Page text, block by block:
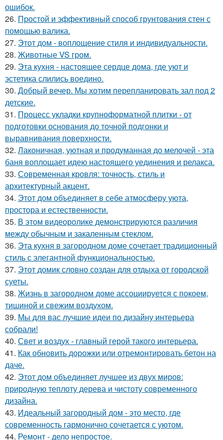
ошибок.
26. Простой и эффективный способ грунтования стен с
помощью валика.
27. Этот дом - воплощение стиля и индивидуальности.
28. Животные VS гром.
29. Эта кухня - настоящее сердце дома, где уют и
эстетика слились воедино.
30. Добрый вечер. Мы хотим перепланировать зал под 2
детские.
31. Процесс укладки крупноформатной плитки - от
подготовки основания до точной подгонки и
выравнивания поверхности.
32. Лаконичная, уютная и продуманная до мелочей - эта
баня воплощает идею настоящего уединения и релакса.
33. Современная кровля: точность, стиль и
архитектурный акцент.
34. Этот дом объединяет в себе атмосферу уюта,
простора и естественности.
35. В этом видеоролике демонстрируются различия
между обычным и закаленным стеклом.
36. Эта кухня в загородном доме сочетает традиционный
стиль с элегантной функциональностью.
37. Этот домик словно создан для отдыха от городской
суеты.
38. Жизнь в загородном доме ассоциируется с покоем,
тишиной и свежим воздухом.
39. Мы для вас лучшие идеи по дизайну интерьера
собрали!
40. Свет и воздух - главный герой такого интерьера.
41. Как обновить дорожки или отремонтировать бетон на
даче.
42. Этот дом объединяет лучшее из двух миров:
природную теплоту дерева и чистоту современного
дизайна.
43. Идеальный загородный дом - это место, где
современность гармонично сочетается с уютом.
44. Ремонт - дело непростое.